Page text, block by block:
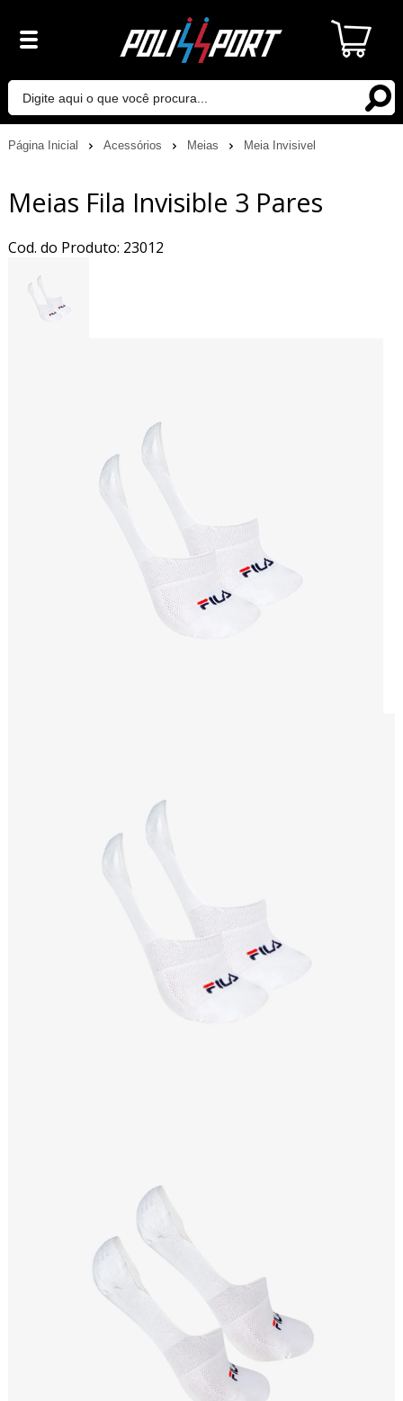
Página Inicial Acessórios Meias Meia Invisivel
Meias Fila Invisible 3 Pares
Cod. do Produto: 23012